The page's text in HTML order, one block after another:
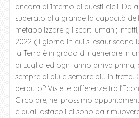
ancora all’interno di questi cicli.
superato alla grande la capacità
metabolizzare gli scarti umani;
2022 (il giorno in cui si esauriscono
la Terra è in grado di rigenerare in
di Luglio ed ogni anno arriva prima,
sempre di più e sempre più in fretta.
perduto? Viste le differenze tra
Circolare, nel prossimo
e quali ostacoli ci sono da